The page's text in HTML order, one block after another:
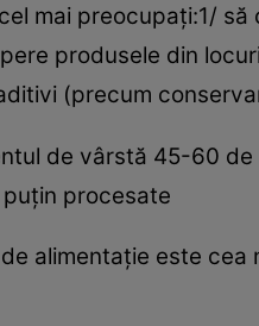
mai preocupaţi:1/ să
produsele din
(precum
de vârstă 45-60 de
procesate
alimentaţie este cea